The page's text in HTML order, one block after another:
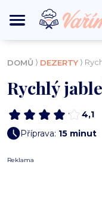
DOMŮ ⟩ DEZERTY ⟩
Rychlý
4,1
Příprava: 15 minut
Reklama